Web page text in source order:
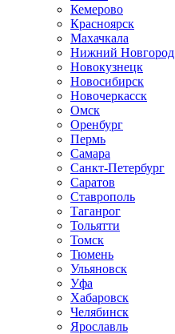
Кемерово
Красноярск
Махачкала
Нижний Новгород
Новокузнецк
Новосибирск
Новочеркаcск
Омск
Оренбург
Пермь
Самара
Санкт-Петербург
Саратов
Ставрополь
Таганрог
Тольятти
Томск
Тюмень
Ульяновск
Уфа
Хабаровск
Челябинск
Ярославль